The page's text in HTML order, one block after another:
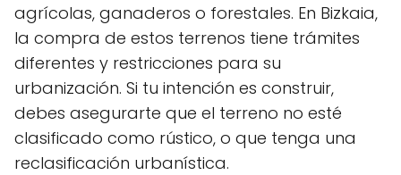
agrícolas, ganaderos o forestales. En Bizkaia,
la compra de estos terrenos tiene trámites
diferentes y restricciones para su
urbanización. Si tu intención es construir,
debes asegurarte que el terreno no esté
clasificado como rústico, o que tenga una
reclasificación urbanística.